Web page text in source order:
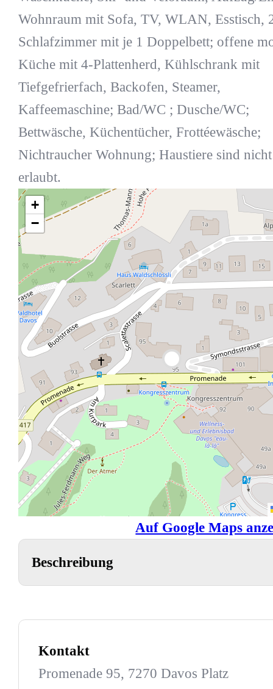
Wohnraum mit Sofa, TV, WLAN, Esstisch,
Schlafzimmer mit je 1 Doppelbett; offene
Küche mit 4-Plattenherd, Kühlschrank mit
Tiefgefrierfach, Backofen, Steamer,
Kaffeemaschine; Bad/WC ; Dusche/WC;
Bettwäsche, Küchentücher, Frottéewäsche;
Nichtraucher Wohnung; Haustiere sind nicht
erlaubt.
+
−
Auf Google Maps
Beschreibung
Kontakt
Promenade 95, 7270 Davos Platz